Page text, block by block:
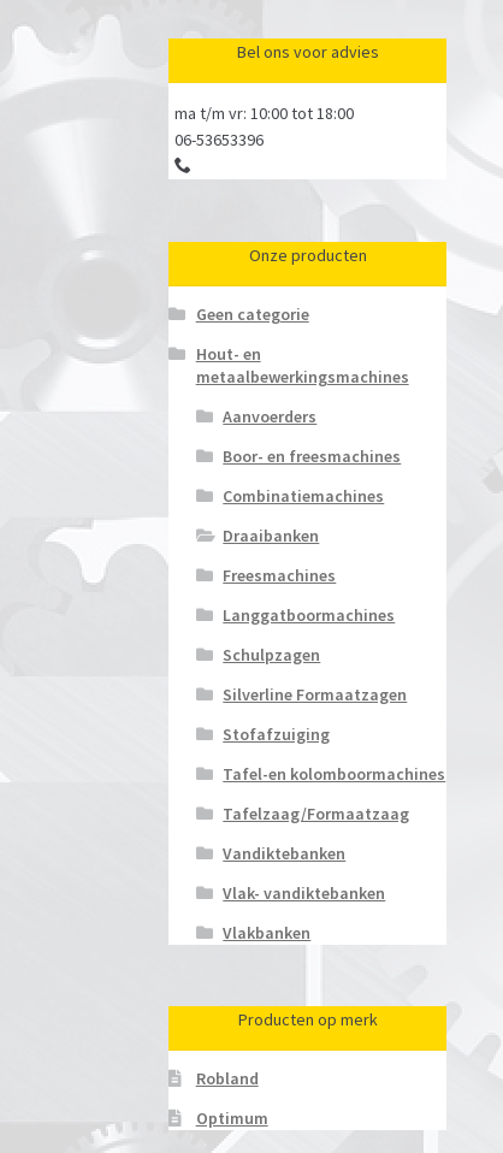
Bel ons voor advies
ma t/m vr: 10:00 tot 18:00
06-53653396
Onze producten
Geen categorie
Hout- en
metaalbewerkingsmachines
Aanvoerders
Boor- en freesmachines
Combinatiemachines
Draaibanken
Freesmachines
Langgatboormachines
Schulpzagen
Silverline Formaatzagen
Stofafzuiging
Tafel-en kolomboormachines
Tafelzaag/Formaatzaag
Vandiktebanken
Vlak- vandiktebanken
Vlakbanken
Producten op merk
Robland
Optimum